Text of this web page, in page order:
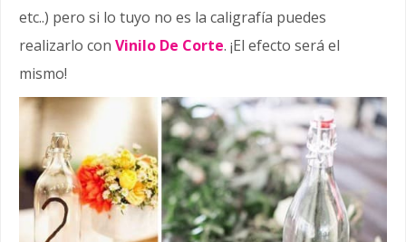
etc..) pero si lo tuyo no es la caligrafía puedes
realizarlo con Vinilo De Corte. ¡El efecto será el
mismo!